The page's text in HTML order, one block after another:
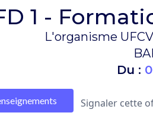
1 -
L'organisme
Du :
Signaler cette